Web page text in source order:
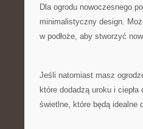
Dla ogrodu nowoczesnego
minimalistyczny design.
w podłoże, aby stworzyć
Jeśli natomiast masz⁢
które dodadzą uroku i
‍świetlne, które będą idealne